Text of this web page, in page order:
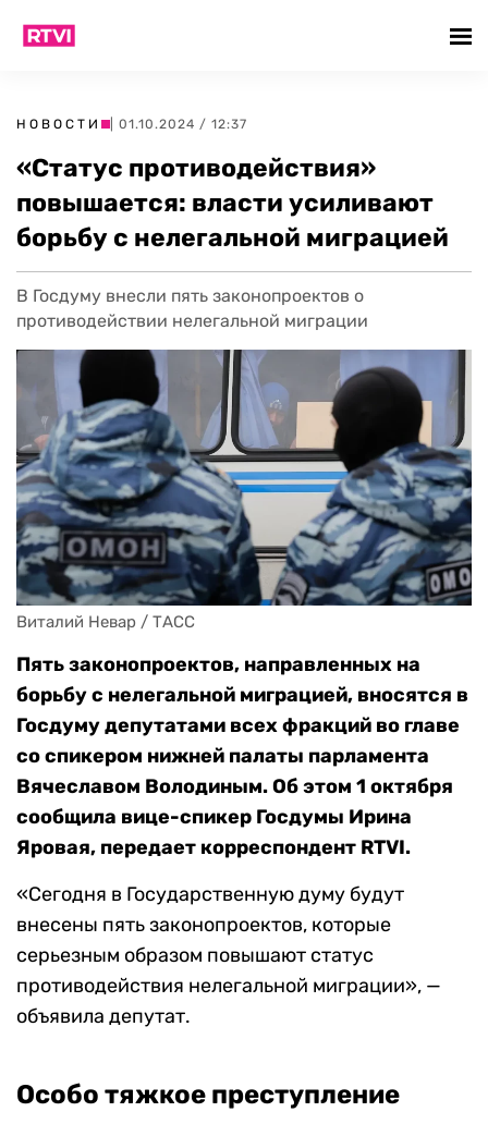
НОВОСТИ | 01.10.2024 / 12:37
«Статус противодействия»
повышается: власти усиливают
борьбу с нелегальной миграцией
В Госдуму внесли пять законопроектов о
противодействии нелегальной миграции
Виталий Невар / ТАСС
Пять законопроектов, направленных на
борьбу с нелегальной миграцией, вносятся в
Госдуму депутатами всех фракций во главе
со спикером нижней палаты парламента
Вячеславом Володиным. Об этом 1 октября
сообщила вице-спикер Госдумы Ирина
Яровая, передает корреспондент RTVI.
«Сегодня в Государственную думу будут
внесены пять законопроектов, которые
серьезным образом повышают статус
противодействия нелегальной миграции», —
объявила депутат.
Особо тяжкое преступление